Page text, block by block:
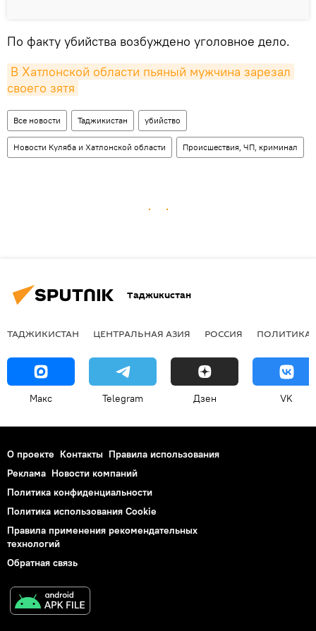
По факту убийства возбуждено уголовное дело.
В Хатлонской области пьяный мужчина зарезал
своего зятя
Все новости Таджикистан убийство
Новости Куляба и Хатлонской области Происшествия, ЧП, криминал
Таджикистан
ТАДЖИКИСТАН ЦЕНТРАЛЬНАЯ АЗИЯ РОССИЯ ПОЛИТИКА
Макс Telegram Дзен VK
О проекте Контакты Правила использования
Реклама Новости компаний
Политика конфиденциальности
Политика использования Cookie
Правила применения рекомендательных
технологий
Обратная связь